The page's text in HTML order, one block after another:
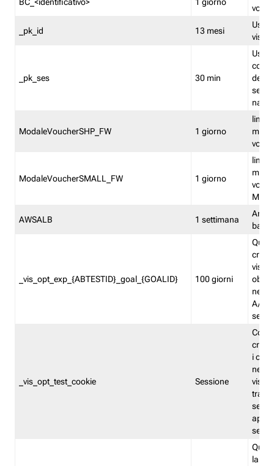
_pk_id 13 mesi
_pk_ses 30 min
ModaleVoucherSHP_FW 1 giorno
ModaleVoucherSMALL_FW 1 giorno
AWSALB 1 settimana
_vis_opt_exp_{ABTESTID}_goal_{GOALID} 100 giorni
nel
A/B.
_vis_opt_test_cookie Sessione
i
nel
la